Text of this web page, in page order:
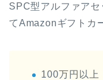
SPC型アルファア
てAmazonギフトカ
100万円以